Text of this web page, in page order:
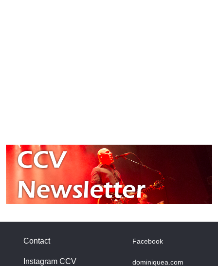
Contact
Instagram CCV
Facebook
dominiquea.com